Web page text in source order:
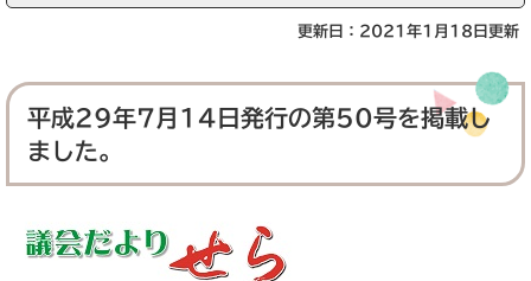
更新日：2021年1月18日更新
平成29年7月14日発行の第50号を掲載し
ました。